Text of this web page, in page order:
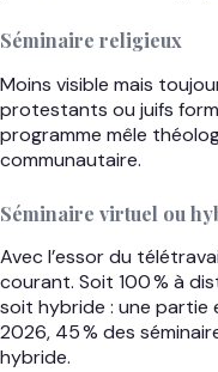
Séminaire religieux
Moins visible mais
protestants ou juifs
programme mêle
communautaire.
Séminaire virtuel ou
Avec l’essor du
courant. Soit 100 % à
soit hybride : une partie
2026, 45 % des
hybride.